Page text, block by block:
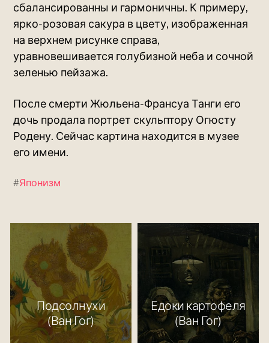
сбалансированны и гармоничны. К примеру,
ярко-розовая сакура в цвету, изображенная
на верхнем рисунке справа,
уравновешивается голубизной неба и сочной
зеленью пейзажа.
После смерти Жюльена-Франсуа Танги его
дочь продала портрет скульптору Огюсту
Родену. Сейчас картина находится в музее
его имени.
#Японизм
Подсолнухи
(Ван Гог)
Едоки картофеля
(Ван Гог)